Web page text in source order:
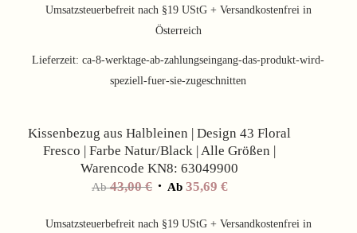
war:
114,00 €
ist:
Umsatzsteuerbefreit nach §19 UStG + Versandkostenfrei in
Österreich
Lieferzeit:ca-8-werktage-ab-zahlungseingang-das-produkt-wird-
speziell-fuer-sie-zugeschnitten
Kissenbezug aus Halbleinen | Design 43 Floral
Fresco | Farbe Natur/Black | Alle Größen |
Warencode KN8: 63049900
Ab43,00€ Ab 35,69 €
Umsatzsteuerbefreit nach §19 UStG + Versandkostenfrei in